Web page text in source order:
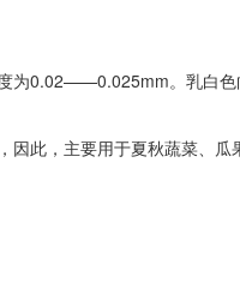
为0.02——0.025mm。乳白色
此，主要用于夏秋蔬菜、瓜